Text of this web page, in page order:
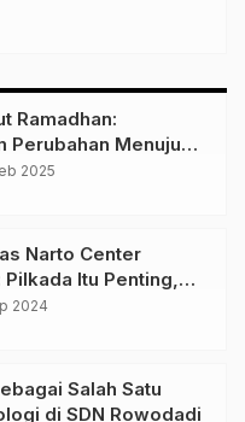
Ramadhan:
Perubahan Menuju
2025
Narto Center
Pilkada Itu Penting,
Masa Depan Klaten 5
2024
Salah Satu
di SDN Rowodadi